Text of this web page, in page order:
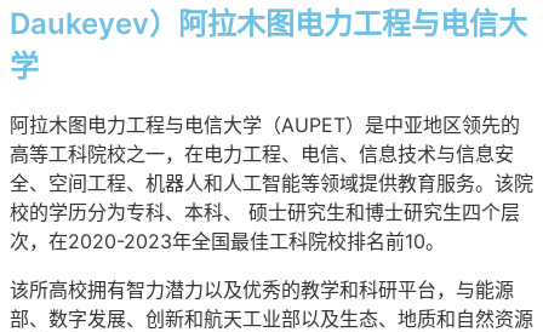
Daukeyev）阿拉木图电力工程与电信大
学
阿拉木图电力工程与电信大学（AUPET）是中亚地区领先的
高等工科院校之一，在电力工程、电信、信息技术与信息安
全、空间工程、机器人和人工智能等领域提供教育服务。该院
校的学历分为专科、本科、 硕士研究生和博士研究生四个层
次，在2020-2023年全国最佳工科院校排名前10。
该所高校拥有智力潜力以及优秀的教学和科研平台，与能源
部、数字发展、创新和航天工业部以及生态、地质和自然资源